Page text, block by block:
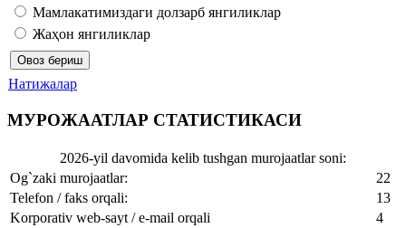
Мамлакатимиздаги долзарб янгиликлар
Жаҳон янгиликлар
Натижалар
МУРОЖААТЛАР СТАТИСТИКАСИ
2026-yil davomida kelib tushgan murojaatlar soni:
Og`zaki murojaatlar:
22
Telefon / faks orqali:
13
Korporativ web-sayt / e-mail orqali
4